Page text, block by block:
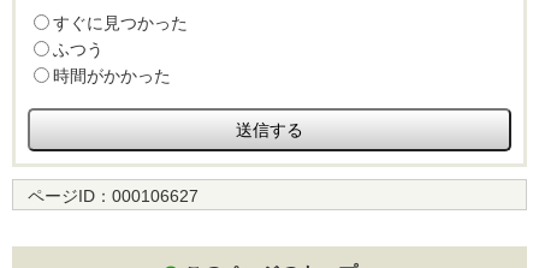
すぐに見つかった
ふつう
時間がかかった
ページID： 000106627